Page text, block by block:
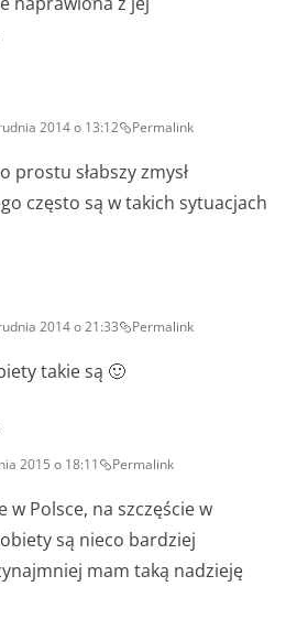
2014 o 13:12 Permalink
prostu słabszy zmysł
często są w takich sytuacjach
2014 o 21:33 Permalink
takie są 🙂
2015 o 18:11 Permalink
w Polsce, na szczęście w
są nieco bardziej
mam taką nadzieję